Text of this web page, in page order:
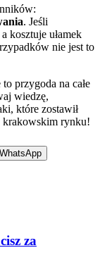
. Jeśli
kosztuje ułamek
nie jest to
przygoda na całe
wiedzę,
które zostawił
krakowskim rynku!
WhatsApp
za